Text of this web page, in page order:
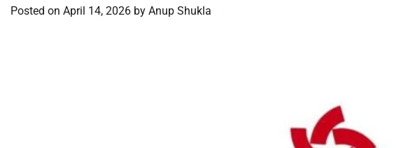
Posted on April 14, 2026 by Anup Shukla